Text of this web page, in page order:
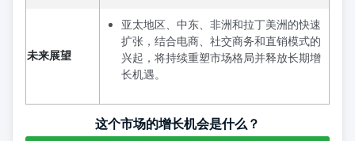
未来展望
亚太地区、中东、非洲和拉丁美洲的快速
扩张，结合电商、社交商务和直销模式的
兴起，将持续重塑市场格局并释放长期增
长机遇。
这个市场的增长机会是什么？